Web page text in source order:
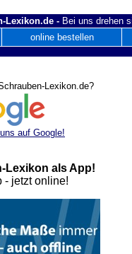
- Bei uns drehen
online bestellen
Lexikon.de?
auf Google!
Lexikon als App!
- jetzt online!